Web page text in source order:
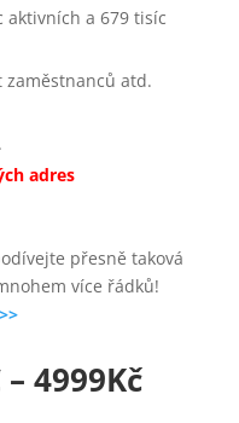
aktivních a 679 tisíc
atd.
adres
přesně taková
více řádků!
4999Kč